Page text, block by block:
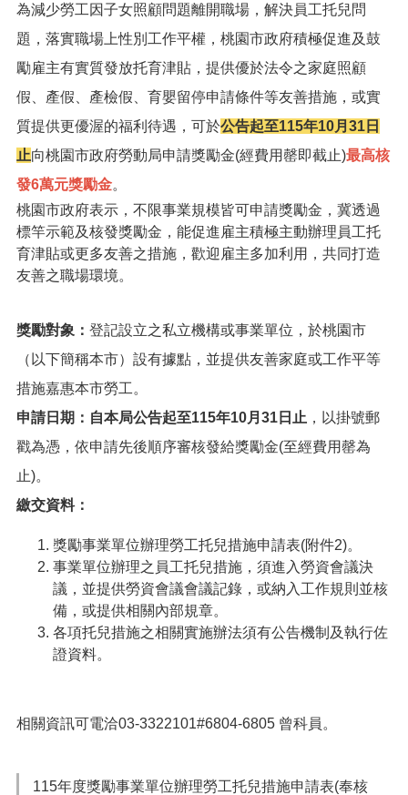
訊
便
民
務
府
資
公
開
檔
用
回
首
頁
網
導
覽
桃
入
為減少勞工因子女照顧問題離開職場，解決員工托兒問
題，落實職場上性別工作平權，桃園市政府積極促進及鼓
勵雇主有實質發放托育津貼，提供優於法令之家庭照顧
假、產假、產檢假、育嬰留停申請條件等友善措施，或實
質提供更優渥的福利待遇，可於公告起至115年10月31日
止向桃園市政府勞動局申請獎勵金(經費用罄即截止)最高核
發6萬元獎勵金。
桃園市政府表示，不限事業規模皆可申請獎勵金，冀透過
標竿示範及核發獎勵金，能促進雇主積極主動辦理員工托
育津貼或更多友善之措施，歡迎雇主多加利用，共同打造
友善之職場環境。
獎勵對象： 登記設立之私立機構或事業單位，於桃園市
（以下簡稱本市）設有據點，並提供友善家庭或工作平等
措施嘉惠本市勞工。
申請日期： 自本局公告起至115年10月31日止 ，以掛號郵
戳為憑，依申請先後順序審核發給獎勵金(至經費用罄為
止)。
繳交資料：
獎勵事業單位辦理勞工托兒措施申請表(附件2)。
事業單位辦理之員工托兒措施，須進入勞資會議決
議，並提供勞資會議會議記錄，或納入工作規則並核
備，或提供相關內部規章。
各項托兒措施之相關實施辦法須有公告機制及執行佐
證資料。
相關資訊可電洽03-3322101#6804-6805 曾科員。
115年度獎勵事業單位辦理勞工托兒措施申請表(奉核